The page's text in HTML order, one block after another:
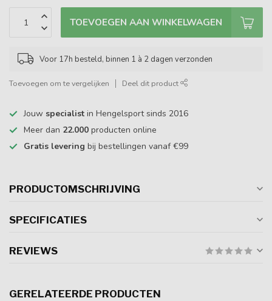
TOEVOEGEN AAN WINKELWAGEN
Voor 17h besteld, binnen 1 à 2 dagen verzonden
Toevoegen om te vergelijken Deel dit product
Jouw specialist in Hengelsport sinds 2016
Meer dan 22.000 producten online
Gratis levering bij bestellingen vanaf €99
PRODUCTOMSCHRIJVING
SPECIFICATIES
REVIEWS
GERELATEERDE PRODUCTEN